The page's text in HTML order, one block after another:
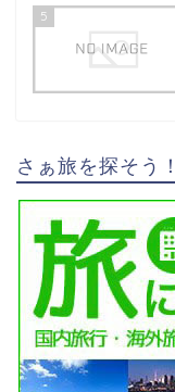
5
さぁ旅を探そう！